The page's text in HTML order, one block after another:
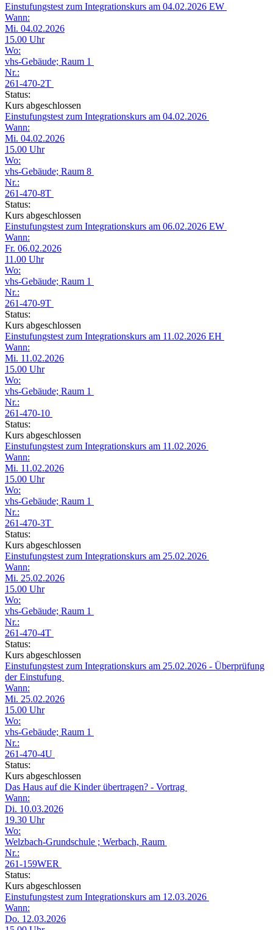
Einstufungstest zum Integrationskurs am 04.02.2026 EW
Wann:
Mi. 04.02.2026
15.00 Uhr
Wo:
vhs-Gebäude; Raum 1
Nr.:
261-470-2T
Status:
Kurs abgeschlossen
Einstufungstest zum Integrationskurs am 04.02.2026
Wann:
Mi. 04.02.2026
15.00 Uhr
Wo:
vhs-Gebäude; Raum 8
Nr.:
261-470-8T
Status:
Kurs abgeschlossen
Einstufungstest zum Integrationskurs am 06.02.2026 EW
Wann:
Fr. 06.02.2026
11.00 Uhr
Wo:
vhs-Gebäude; Raum 1
Nr.:
261-470-9T
Status:
Kurs abgeschlossen
Einstufungstest zum Integrationskurs am 11.02.2026 EH
Wann:
Mi. 11.02.2026
15.00 Uhr
Wo:
vhs-Gebäude; Raum 1
Nr.:
261-470-10
Status:
Kurs abgeschlossen
Einstufungstest zum Integrationskurs am 11.02.2026
Wann:
Mi. 11.02.2026
15.00 Uhr
Wo:
vhs-Gebäude; Raum 1
Nr.:
261-470-3T
Status:
Kurs abgeschlossen
Einstufungstest zum Integrationskurs am 25.02.2026
Wann:
Mi. 25.02.2026
15.00 Uhr
Wo:
vhs-Gebäude; Raum 1
Nr.:
261-470-4T
Status:
Kurs abgeschlossen
Einstufungstest zum Integrationskurs am 25.02.2026 - Überprüfung
der Einstufung
Wann:
Mi. 25.02.2026
15.00 Uhr
Wo:
vhs-Gebäude; Raum 1
Nr.:
261-470-4U
Status:
Kurs abgeschlossen
Das Haus auf die Kinder übertragen? - Vortrag
Wann:
Di. 10.03.2026
19.30 Uhr
Wo:
Welzbach-Grundschule ; Werbach, Raum
Nr.:
261-159WER
Status:
Kurs abgeschlossen
Einstufungstest zum Integrationskurs am 12.03.2026
Wann:
Do. 12.03.2026